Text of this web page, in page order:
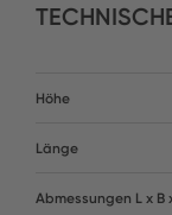
Höhe
Länge
Abmessungen L x B